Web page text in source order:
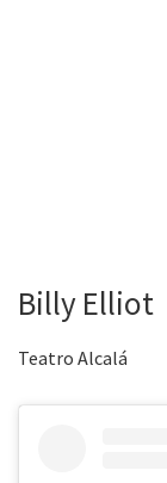
Billy Elliot
Teatro Alcalá